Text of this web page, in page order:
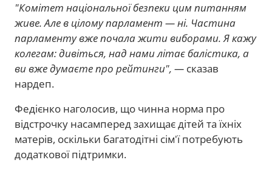
"Комітет національної безпеки цим питанням
живе. Але в цілому парламент — ні. Частина
парламенту вже почала жити виборами. Я кажу
колегам: дивіться, над нами літає балістика, а
ви вже думаєте про рейтинги", — сказав
нардеп.
Федієнко наголосив, що чинна норма про
відстрочку насамперед захищає дітей та їхніх
матерів, оскільки багатодітні сім'ї потребують
додаткової підтримки.